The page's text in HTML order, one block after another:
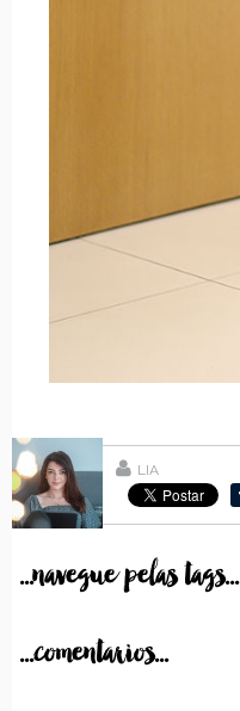
LIA
...navegue pelas tags...
...comentarios...